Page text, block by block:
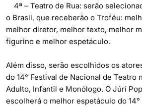
4ª – Teatro de Rua: serão
o Brasil, que receberão o Troféu:
melhor diretor, melhor texto, melhor
figurino e melhor espetáculo.
Além disso, serão escolhidos os
do 14° Festival de Nacional de Teatro
Adulto, Infantil e Monólogo. O Júri
escolherá o melhor espetáculo do 14°